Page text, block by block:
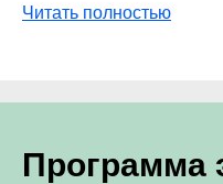
Читать полностью
Программа